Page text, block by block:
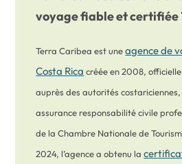
voyage fiable et certifiée
Terra Caribea est uneagence de
Costa Rica créée en 2008,
auprès des autorités costariciennes,
assurance responsabilité civile
de la Chambre Nationale de
2024, l’agence a obtenu la